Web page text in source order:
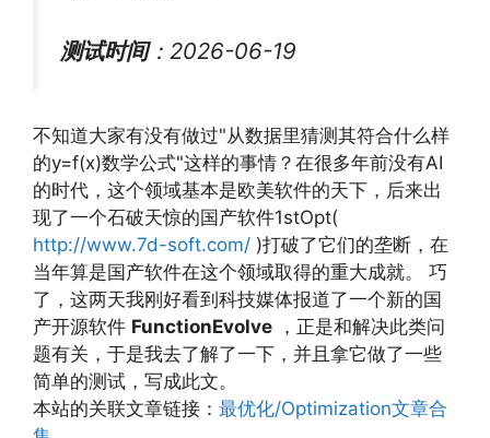
测试时间：2026-06-19
不知道大家有没有做过"从数据里猜测其符合什么样
的y=f(x)数学公式"这样的事情？在很多年前没有AI
的时代，这个领域基本是欧美软件的天下，后来出
现了一个石破天惊的国产软件1stOpt(
http://www.7d-soft.com/ )打破了它们的垄断，在
当年算是国产软件在这个领域取得的重大成就。 巧
了，这两天我刚好看到科技媒体报道了一个新的国
产开源软件 FunctionEvolve ，正是和解决此类问
题有关，于是我去了解了一下，并且拿它做了一些
简单的测试，写成此文。
本站的关联文章链接： 最优化/Optimization文章合